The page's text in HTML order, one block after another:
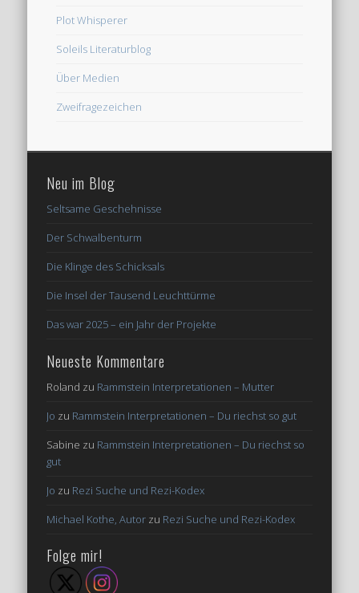
Plot Whisperer
Soleils Literaturblog
Über Medien
Zweifragezeichen
Neu im Blog
Seltsame Geschehnisse
Der Schwalbenturm
Die Klinge des Schicksals
Die Insel der Tausend Leuchttürme
Das war 2025 – ein Jahr der Projekte
Neueste Kommentare
Roland zu Rammstein Interpretationen – Mutter
Jo zu Rammstein Interpretationen – Du riechst so gut
Sabine zu Rammstein Interpretationen – Du riechst so
gut
Jo zu Rezi Suche und Rezi-Kodex
Michael Kothe, Autor zu Rezi Suche und Rezi-Kodex
Folge mir!